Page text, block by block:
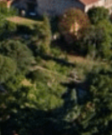
Graulhet au quotidien